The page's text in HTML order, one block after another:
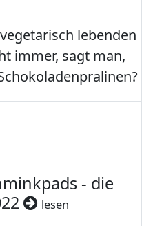
lebenden
immer, sagt man,
- die
lesen